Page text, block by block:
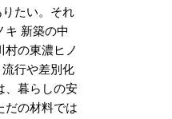
たい。それ
キ 新築の中
村の東濃ヒノ
行や差別化
、暮らしの安
だの材料では